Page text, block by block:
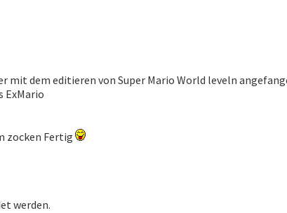
mit dem editieren von Super Mario World leveln
ExMario
zocken Fertig
werden.